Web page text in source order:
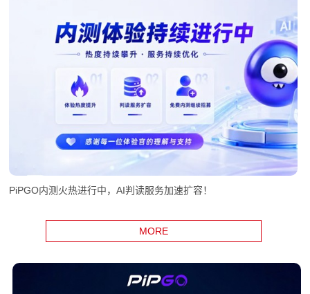
PiPGO内测火热进行中，AI判读服务加速扩容！
MORE